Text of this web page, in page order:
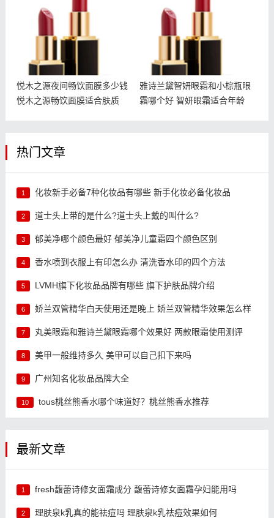
悦木之源夜间畅饮面膜多少钱
悦木之源畅饮面膜适合肤质
雅诗兰黛智妍眼霜和小棕瓶眼
霜哪个好 智妍眼霜适合年龄
热门文章
1 化妆新手必备7种化妆品有哪些 新手化妆必备化妆品
2 道士头上带的是什么?道士头上戴的叫什么?
3 郁美净哪个颜色最好 郁美净儿童霜四个颜色区别
4 香水喷到衣服上有印怎么办 清洗香水印的四个方法
5 LVMH旗下化妆品品牌有哪些 旗下护肤品牌介绍
6 娇兰双管精华白天使用还是晚上 娇兰双管精华效果怎么样
7 丸美眼霜和雅诗兰黛眼霜哪个效果好 两款眼霜使用测评
8 美甲一般维持多久 美甲可以自己扣下来吗
9 广州知名化妆品品牌大全
10 tous桃丝熊香水哪个味道好？桃丝熊香水推荐
最新文章
1 fresh馥蕾诗修女面霜成分 馥蕾诗修女面霜孕妇能用吗
2 理肤泉k乳真的能祛痘吗 理肤泉k乳祛痘效果如何